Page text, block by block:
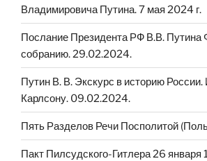
Владимировича Путина. 7 мая 2024 г.
Послание Президента РФ В.В. Путина
собранию. 29.02.2024.
Путин В. В. Экскурс в историю
Карлсону. 09.02.2024.
Пять Разделов Речи Посполитой
Пакт Пилсудского-Гитлера 26 января